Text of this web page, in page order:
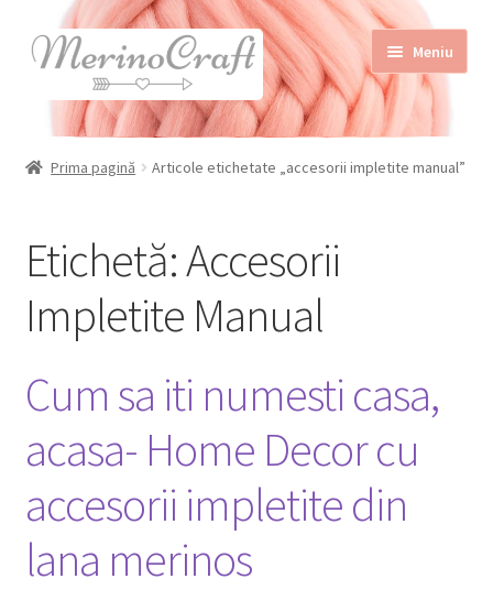
Sari
la
navigare
Sari
la
conținut
Meniu
Home
Despre MerinoCraft
Blog
Shop
Prima pagină Articole etichetate „accesorii impletite manual”
Etichetă:Accesorii
Impletite Manual
Cum sa iti numesti casa,
acasa- Home Decor cu
accesorii impletite din
lana merinos